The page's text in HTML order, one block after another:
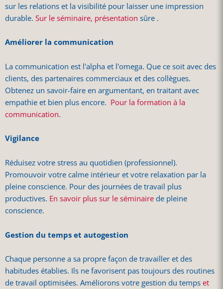
sur les relations et la visibilité pour laisser une impression
durable. Sur le séminaire, présentation sûre .
Améliorer la communication
La communication est l'alpha et l'omega. Que ce soit avec des
clients, des partenaires commerciaux et des collègues.
Obtenez un savoir-faire en argumentant, en traitant avec
empathie et bien plus encore. Pour la formation à la
communication.
Vigilance
Réduisez votre stress au quotidien (professionnel).
Promouvoir votre calme intérieur et votre relaxation par la
pleine conscience. Pour des journées de travail plus
productives. En savoir plus sur le séminairede pleine
conscience.
Gestion du temps et autogestion
Chaque personne a sa propre façon de travailler et des
habitudes établies. Ils ne favorisent pas toujours des routines
de travail optimisées. Améliorons votre gestion du tempset